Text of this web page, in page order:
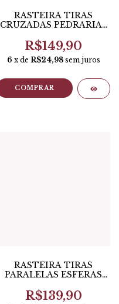
RASTEIRA TIRAS
CRUZADAS PEDRARIAS
R$149,90
6 x de R$24,98 sem juros
COMPRAR
RASTEIRA TIRAS
PARALELAS ESFERAS
ANACAPRI
R$139,90